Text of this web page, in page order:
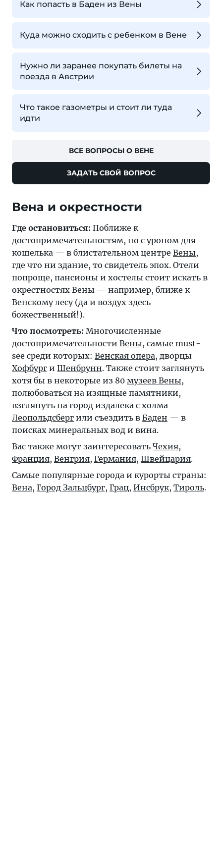
Как попасть в Баден из Вены
Куда можно сходить с ребенком в Вене
Нужно ли заранее покупать билеты на
поезда в Австрии
Что такое газометры и стоит ли туда
идти
ВСЕ ВОПРОСЫ О ВЕНЕ
ЗАДАТЬ СВОЙ ВОПРОС
Вена и окрестности
Где остановиться: Поближе к
достопримечательностям, но с уроном для
кошелька — в блистательном центре Вены,
где что ни здание, то свидетель эпох. Отели
попроще, пансионы и хостелы стоит искать в
окрестностях Вены — например, ближе к
Венскому лесу (да и воздух здесь
божественный!).
Что посмотреть: Многочисленные
достопримечательности Вены, самые must-
see среди которых: Венская опера, дворцы
Хофбург и Шенбрунн. Также стоит заглянуть
хотя бы в некоторые из 80 музеев Вены,
полюбоваться на изящные памятники,
взглянуть на город издалека с холма
Леопольдсберг или съездить в Баден — в
поисках минеральных вод и вина.
Вас также могут заинтересовать Чехия,
Франция, Венгрия, Германия, Швейцария.
Самые популярные города и курорты страны:
Вена, Город Зальцбург, Грац, Инсбрук, Тироль.